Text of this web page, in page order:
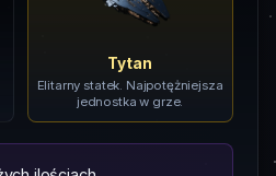
Tytan
Elitarny statek. Najpotężniejsza
jednostka w grze.